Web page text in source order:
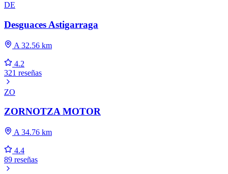
DE
Desguaces Astigarraga
A 32.56 km
4.2
321 reseñas
ZO
ZORNOTZA MOTOR
A 34.76 km
4.4
89 reseñas